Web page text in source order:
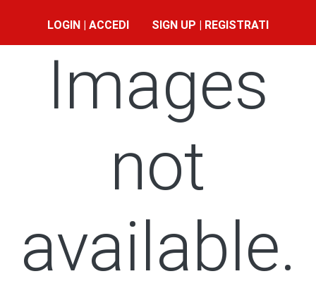
LOGIN | ACCEDI SIGN UP | REGISTRATI
Images
not
available.